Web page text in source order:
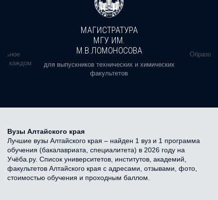
в каждом
МАГИСТРАТУРА
МГУ ИМ.
М.В.ЛОМОНОСОВА
для выпускников технических и химических
факультетов
Вузы Алтайского края
Лучшие вузы Алтайского края – найден 1 вуз и 1 программа
обучения (бакалавриата, специалитета) в 2026 году на
Учёба.ру. Список университетов, институтов, академий,
факультетов Алтайского края с адресами, отзывами, фото,
стоимостью обучения и проходным баллом.